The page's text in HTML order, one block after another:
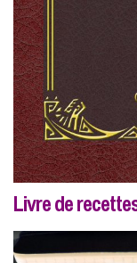
Livre de